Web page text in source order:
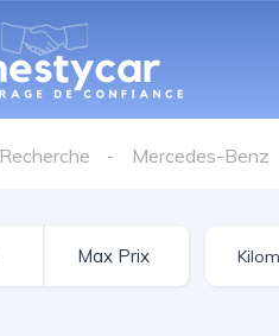
Recherche Mercedes-Benz